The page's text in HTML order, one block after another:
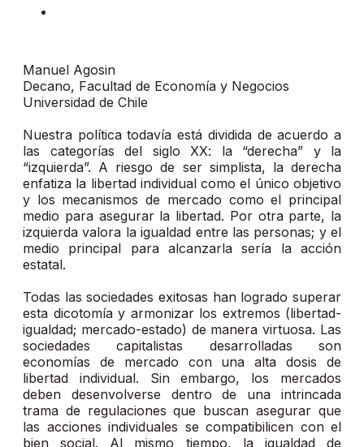
Manuel Agosin
Decano, Facultad de Economía y Negocios
Universidad de Chile
Nuestra política todavía está dividida de acuerdo a
las categorías del siglo XX: la “derecha” y la
“izquierda”. A riesgo de ser simplista, la derecha
enfatiza la libertad individual como el único objetivo
y los mecanismos de mercado como el principal
medio para asegurar la libertad. Por otra parte, la
izquierda valora la igualdad entre las personas; y el
medio principal para alcanzarla sería la acción
estatal.
Todas las sociedades exitosas han logrado superar
esta dicotomía y armonizar los extremos (libertad-
igualdad; mercado-estado) de manera virtuosa. Las
sociedades capitalistas desarrolladas son
economías de mercado con una alta dosis de
libertad individual. Sin embargo, los mercados
deben desenvolverse dentro de una intrincada
trama de regulaciones que buscan asegurar que
las acciones individuales se compatibilicen con el
bien social. Al mismo tiempo, la igualdad de